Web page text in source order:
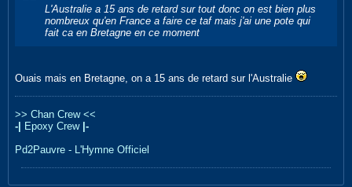
L'Australie a 15 ans de retard sur tout donc on est bien plus
nombreux qu'en France a faire ce taf mais j'ai une pote qui
fait ca en Bretagne en ce moment
Ouais mais en Bretagne, on a 15 ans de retard sur l'Australie
>> Chan Crew <<
-|
Epoxy Crew |-
Pd2Pauvre - L'Hymne Officiel